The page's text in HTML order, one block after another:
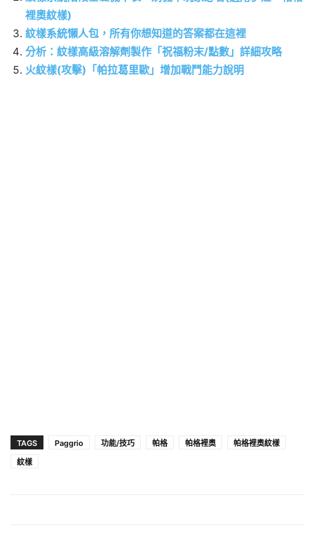
裡奧紋樣)
紋樣系統懶人包，所有你想知道的答案都在這裡
分析：紋樣高級溶解劑製作「祝福粉末/點數」詳細攻略
火紋樣(攻擊)「帕拉葛里歐」增加戰鬥能力說明
TAGS Paggrio 功能/技巧 帕格 帕格裡奧
帕格裡奧紋樣
紋樣